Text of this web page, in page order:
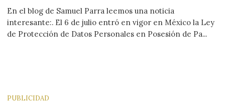
En el blog de Samuel Parra leemos una noticia
interesante:. El 6 de julio entró en vigor en México la Ley
de Protección de Datos Personales en Posesión de Pa...
PUBLICIDAD